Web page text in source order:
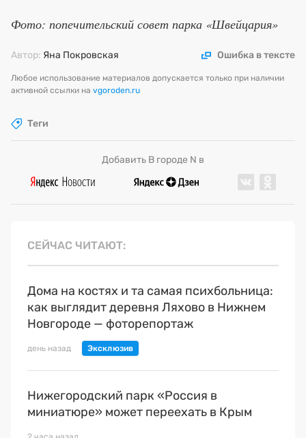
Фото: попечительский совет парка «Швейцария»
Автор: Яна Покровская Ошибка в тексте
Любое использование материалов допускается только при наличии
активной ссылки на vgoroden.ru
Теги
Добавить В городе N в
СЕЙЧАС ЧИТАЮТ
Дома на костях и та самая психбольница:
как выглядит деревня Ляхово в Нижнем
Новгороде — фоторепортаж
день назад
Нижегородский парк «Россия в
миниатюре» может переехать в Крым